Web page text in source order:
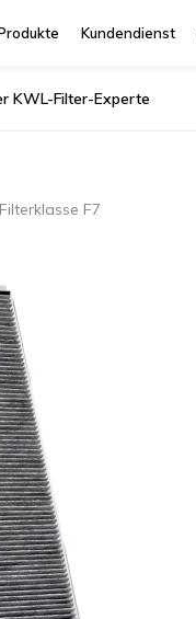
Kundendienst
KWL-Filter-Experte
F7